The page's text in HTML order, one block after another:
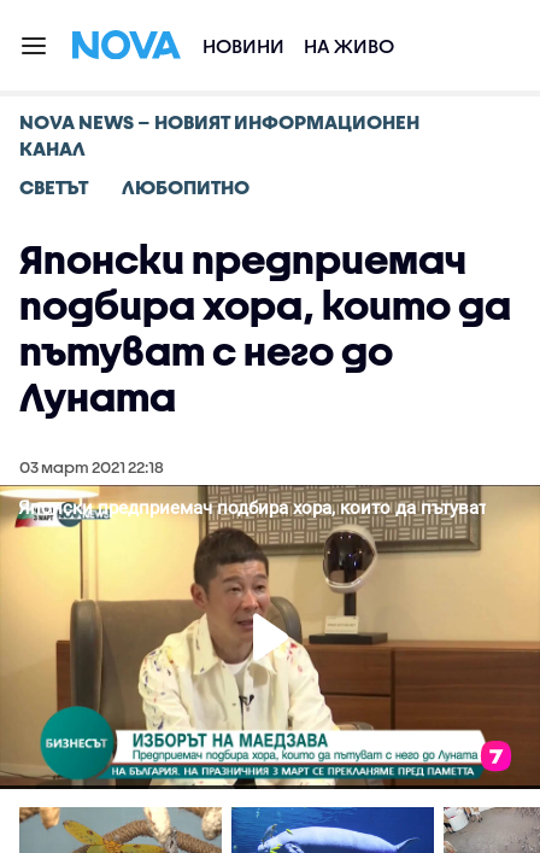
НОВИНИ НА ЖИВО
NOVA NEWS – НОВИЯТ ИНФОРМАЦИОНЕН
КАНАЛ
СВЕТЪТ
ЛЮБОПИТНО
Японски предприемач
подбира хора, които да
пътуват с него до
Луната
03 март 2021 22:18